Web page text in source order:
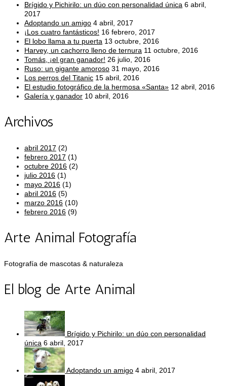
Brígido y Pichirilo: un dúo con personalidad única 6 abril,
2017
Adoptando un amigo 4 abril, 2017
¡Los cuatro fantásticos! 16 febrero, 2017
El lobo llama a tu puerta 13 octubre, 2016
Harvey, un cachorro lleno de ternura 11 octubre, 2016
Tomás, ¡el gran ganador! 26 julio, 2016
Ruso: un gigante amoroso 31 mayo, 2016
Los perros del Titanic 15 abril, 2016
El estudio fotográfico de la hermosa «Santa» 12 abril, 2016
Galería y ganador 10 abril, 2016
Archivos
abril 2017 (2)
febrero 2017 (1)
octubre 2016 (2)
julio 2016 (1)
mayo 2016 (1)
abril 2016 (5)
marzo 2016 (10)
febrero 2016 (9)
Arte Animal Fotografía
Fotografía de mascotas & naturaleza
El blog de Arte Animal
Brígido y Pichirilo: un dúo con personalidad
única 6 abril, 2017
Adoptando un amigo 4 abril, 2017